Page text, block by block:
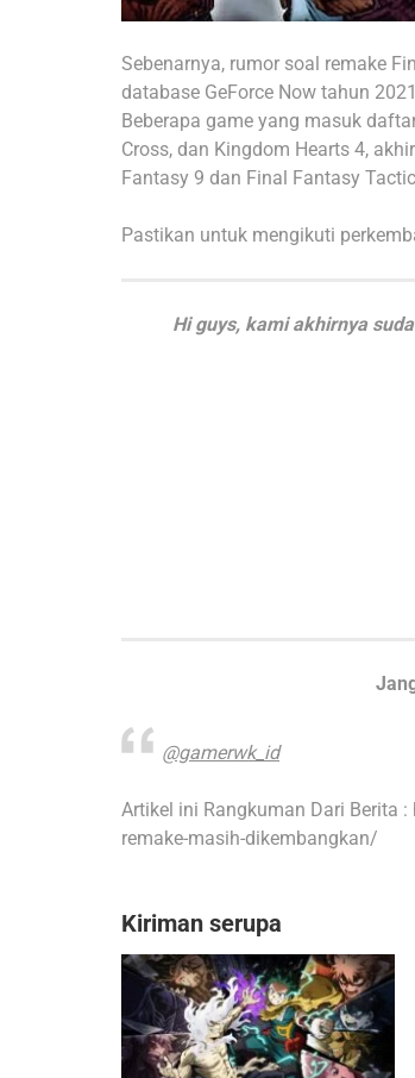
Sebenarnya, rumor soal remake
database GeForce Now tahun
Beberapa game yang masuk
Cross, dan Kingdom Hearts 4,
Fantasy 9 dan Final Fantasy
Pastikan untuk mengikuti
Hi guys, kami akhirnya
@gamerwk_id
Artikel ini Rangkuman Dari Berita
remake-masih-dikembangkan/
Kiriman serupa